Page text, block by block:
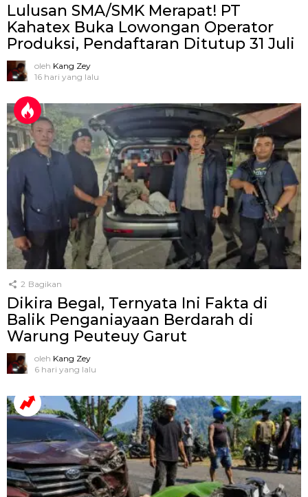
Lulusan SMA/SMK Merapat! PT
Kahatex Buka Lowongan Operator
Produksi, Pendaftaran Ditutup 31 Juli
oleh Kang Zey
16 hari yang lalu
2 Bagikan
Dikira Begal, Ternyata Ini Fakta di
Balik Penganiayaan Berdarah di
Warung Peuteuy Garut
oleh Kang Zey
6 hari yang lalu